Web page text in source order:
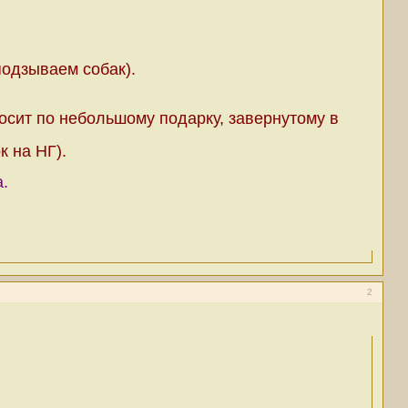
собак).
по небольшому подарку, завернутому в
на НГ).
2